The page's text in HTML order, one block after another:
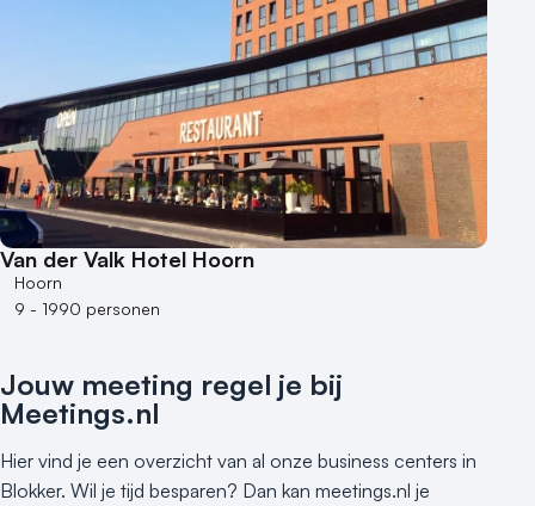
Van der Valk Hotel Hoorn
Hoorn
9 - 1990 personen
Jouw meeting regel je bij
Meetings.nl
Hier vind je een overzicht van al onze business centers in
Blokker. Wil je tijd besparen? Dan kan meetings.nl je